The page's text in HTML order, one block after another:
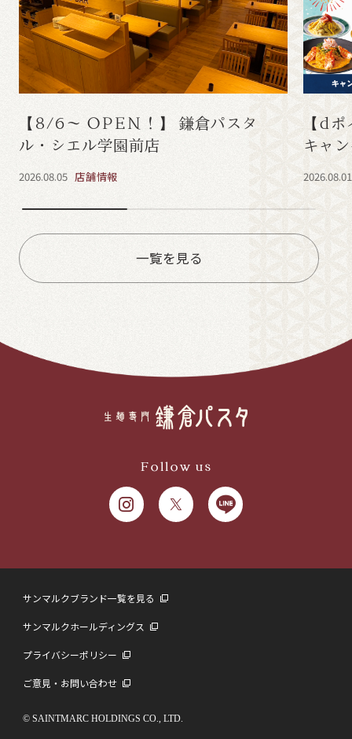
【8/6～ OPEN！】 鎌倉パスタ
ル・シエル学園前店
2026.08.05 店舗情報
【d
キャ
2026.08.01
一覧を見る
Follow us
サンマルクブランド一覧を見る
サンマルクホールディングス
プライバシーポリシー
ご意見・お問い合わせ
© SAINTMARC HOLDINGS CO., LTD.